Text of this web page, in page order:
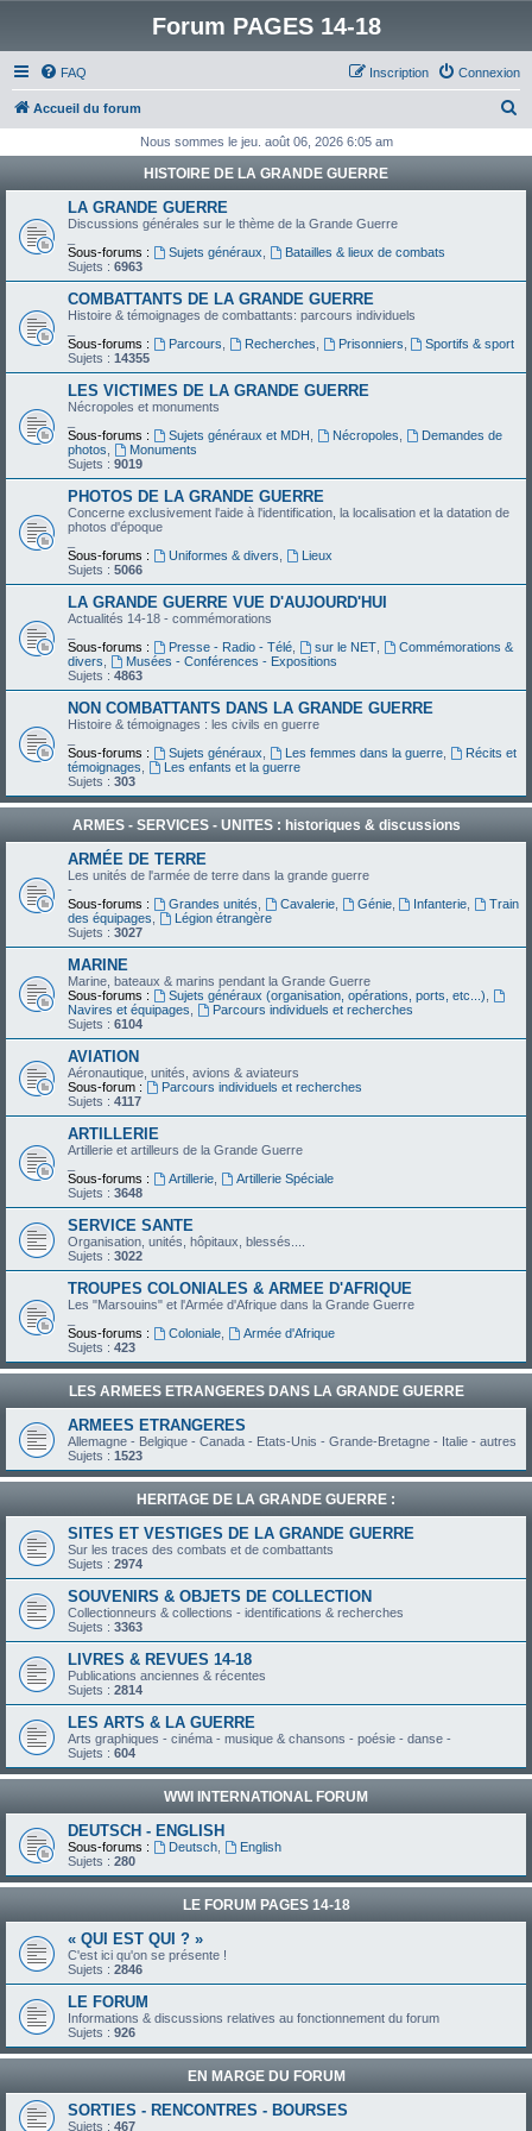
Forum PAGES 14-18
FAQ Connexion
Inscription
Accueil du forum
h
c
Nous sommes le jeu. août 06, 2026 6:05 am
HISTOIRE DE LA GRANDE GUERRE
LA GRANDE GUERRE
Discussions générales sur le thème de la Grande Guerre
Sous-forums :
Sujets généraux
Batailles & lieux de combats
Sujets : 6963
COMBATTANTS DE LA GRANDE GUERRE
Histoire & témoignages de combattants: parcours individuels
Sous-forums :
Parcours Recherches Prisonniers
Sportifs & sport
Sujets : 14355
LES VICTIMES DE LA GRANDE GUERRE
Nécropoles et monuments
Sous-forums :
Sujets généraux et MDH Nécropoles
Demandes de
photos
Monuments
Sujets : 9019
PHOTOS DE LA GRANDE GUERRE
Concerne exclusivement l'aide à l'identification, la localisation et la datation de
photos d'époque
Sous-forums :
Uniformes & divers
Lieux
Sujets : 5066
LA GRANDE GUERRE VUE D'AUJOURD'HUI
Actualités 14-18 - commémorations
Sous-forums :
Presse - Radio - Télé, sur le NET,
Commémorations &
divers
Musées - Conférences - Expositions
Sujets : 4863
NON COMBATTANTS DANS LA GRANDE GUERRE
Histoire & témoignages : les civils en guerre
Sous-forums :
Sujets généraux Les femmes dans la guerre,
Récits et
témoignages
Les enfants et la guerre
Sujets : 303
ARMES - SERVICES - UNITES : historiques & discussions
ARMÉE DE TERRE
Les unités de l'armée de terre dans la grande guerre
-
Sous-forums :
Grandes unités Cavalerie, Génie, Infanterie
Train
des équipages
Légion étrangère
Sujets : 3027
MARINE
Marine, bateaux & marins pendant la Grande Guerre
Sous-forums :
Sujets généraux (organisation, opérations, ports, etc...)
Navires et équipages
Parcours individuels et recherches
Sujets : 6104
AVIATION
Aéronautique, unités, avions & aviateurs
Sous-forum :
Parcours individuels et recherches
Sujets : 4117
ARTILLERIE
Artillerie et artilleurs de la Grande Guerre
Sous-forums :
Artillerie,
Artillerie Spéciale
Sujets : 3648
SERVICE SANTE
Organisation, unités, hôpitaux, blessés....
Sujets : 3022
TROUPES COLONIALES & ARMEE D'AFRIQUE
Les "Marsouins" et l'Armée d'Afrique dans la Grande Guerre
Sous-forums :
Coloniale,
Armée d'Afrique
Sujets : 423
LES ARMEES ETRANGERES DANS LA GRANDE GUERRE
ARMEES ETRANGERES
Allemagne - Belgique - Canada - Etats-Unis - Grande-Bretagne - Italie - autres
Sujets : 1523
HERITAGE DE LA GRANDE GUERRE :
SITES ET VESTIGES DE LA GRANDE GUERRE
Sur les traces des combats et de combattants
Sujets : 2974
SOUVENIRS & OBJETS DE COLLECTION
Collectionneurs & collections - identifications & recherches
Sujets : 3363
LIVRES & REVUES 14-18
Publications anciennes & récentes
Sujets : 2814
LES ARTS & LA GUERRE
Arts graphiques - cinéma - musique & chansons - poésie - danse -
Sujets : 604
WWI INTERNATIONAL FORUM
DEUTSCH - ENGLISH
Sous-forums : Deutsch,
English
Sujets : 280
LE FORUM PAGES 14-18
« QUI EST QUI ? »
C'est ici qu'on se présente !
Sujets : 2846
LE FORUM
Informations & discussions relatives au fonctionnement du forum
Sujets : 926
EN MARGE DU FORUM
SORTIES - RENCONTRES - BOURSES
Sujets : 467